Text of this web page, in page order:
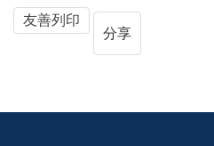
友善列印
分享